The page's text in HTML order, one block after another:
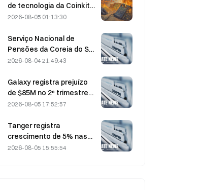
de tecnologia da Coinkite
em incidente envolvendo
Coldcard desencadeia
quatro ondas de ataques,
com perdas de US$ 114
2026-08-05 01:13:30
Serviço Nacional de
Pensões da Coreia do Sul
migra para ações mais
em meio à volatilidade do
mercado
2026-08-04 21:49:43
Galaxy registra prejuízo
de $85M no 2º trimestre
de 2026; receita fica US$
esperado, ação cai 7,23%
2026-08-05 17:52:57
Tanger registra
crescimento de 5% nas
vendas, impulsionado pelo
2026-08-05 15:55:54